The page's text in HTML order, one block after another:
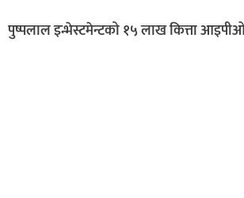
पुष्पलाल इन्भेस्टमेन्टको १५ लाख कित्ता